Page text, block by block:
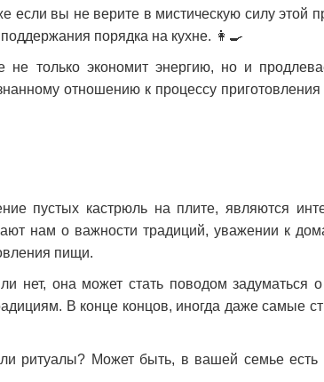
если вы не верите в мистическую силу этой
порядка на кухне. 👩‍🍳
только экономит энергию, но и
отношению к процессу
пустых кастрюль на плите, являются
нам о важности традиций, уважении к
пищи.
нет, она может стать поводом задуматься
В конце концов, иногда даже самые
ритуалы? Может быть, в вашей семье есть